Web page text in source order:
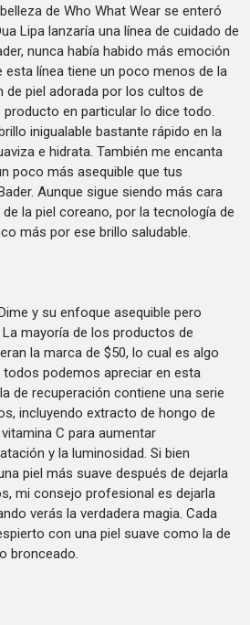
de Who What Wear se enteró
Lipa lanzaría una línea de cuidado de
nunca había habido más emoción
esta línea tiene un poco menos de la
de piel adorada por los cultos de
producto en particular lo dice todo.
inigualable bastante rápido en la
e hidrata. También me encanta
poco más asequible que tus
Aunque sigue siendo más cara
la piel coreano, por la tecnología de
más por ese brillo saludable.
y su enfoque asequible pero
mayoría de los productos de
la marca de $50, lo cual es algo
podemos apreciar en esta
de recuperación contiene una serie
incluyendo extracto de hongo de
C para aumentar
y la luminosidad. Si bien
piel más suave después de dejarla
mi consejo profesional es dejarla
verás la verdadera magia. Cada
con una piel suave como la de
bronceado.